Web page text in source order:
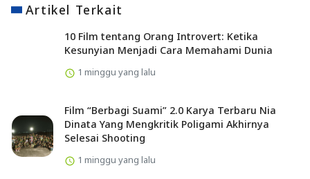
Artikel Terkait
10 Film tentang Orang Introvert: Ketika
Kesunyian Menjadi Cara Memahami Dunia
1 minggu yang lalu
Film “Berbagi Suami” 2.0 Karya Terbaru Nia
Dinata Yang Mengkritik Poligami Akhirnya
Selesai Shooting
1 minggu yang lalu